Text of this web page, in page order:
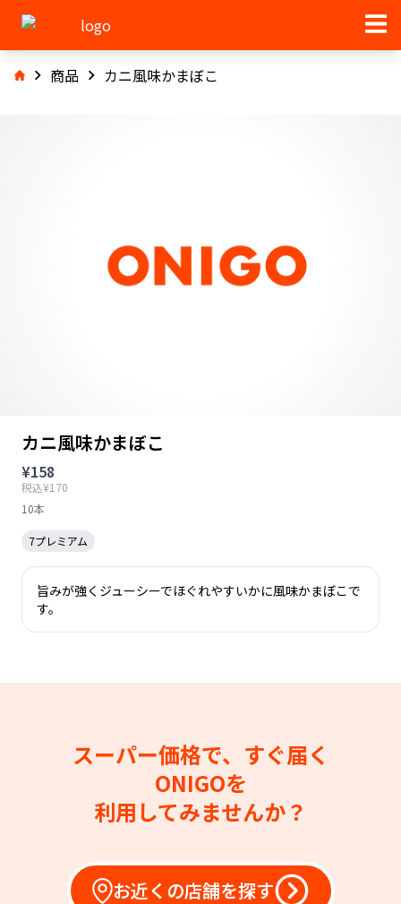
商品 カニ風味かまぼこ
カニ風味かまぼこ
¥158
税込¥170
10本
7プレミアム
旨みが強くジューシーでほぐれやすいかに風味かまぼこで
す。
スーパー価格で、すぐ届く
ONIGOを
利用してみませんか？
お近くの店舗を探す